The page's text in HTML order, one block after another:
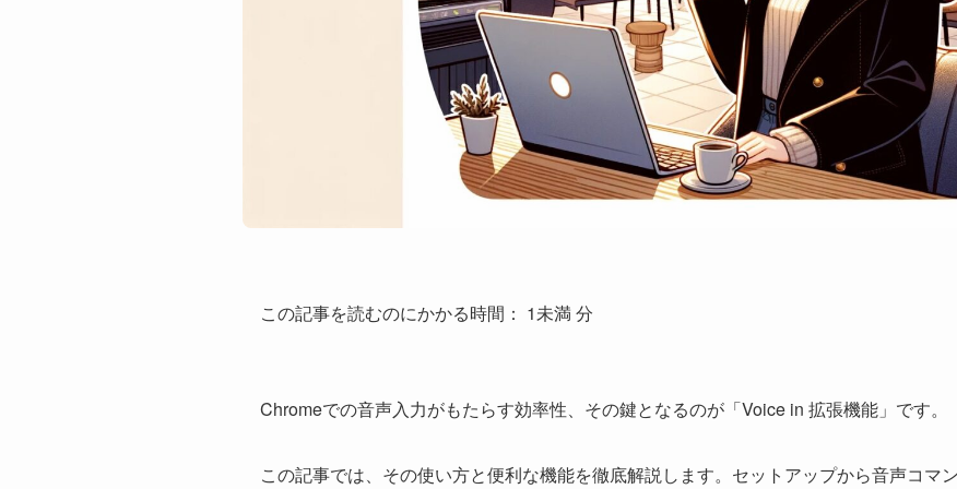
この記事を読むのにかかる時間： 1未満 分
Chromeでの音声入力がもたらす効率性、その鍵となるのが「Voice in 拡張機能」です。
この記事では、その使い方と便利な機能を徹底解説します。セットアップから音声コマ